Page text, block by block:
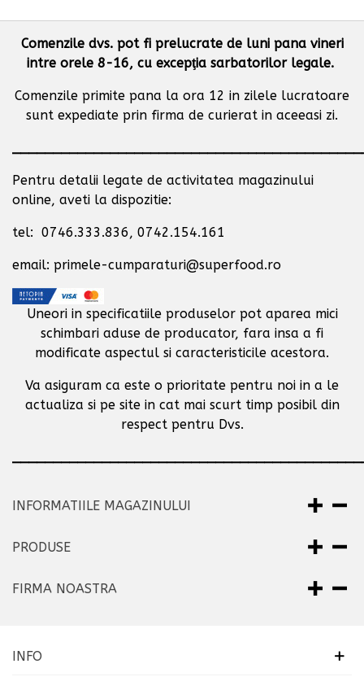
Comenzile dvs. pot fi prelucrate de luni pana vineri
intre orele 8-16, cu excepţia sarbatorilor legale.
Comenzile primite pana la ora 12 in zilele lucratoare
sunt expediate prin firma de curierat in aceeasi zi.
Pentru detalii legate de activitatea magazinului
online, aveti la dispozitie:
tel: 0746.333.836, 0742.154.161
email: primele-cumparaturi@superfood.ro
Uneori in specificatiile produselor pot aparea mici
schimbari aduse de producator, fara insa a fi
modificate aspectul si caracteristicile acestora.
Va asiguram ca este o prioritate pentru noi in a le
actualiza si pe site in cat mai scurt timp posibil din
respect pentru Dvs.
INFORMATIILE MAGAZINULUI
PRODUSE
FIRMA NOASTRA
INFO